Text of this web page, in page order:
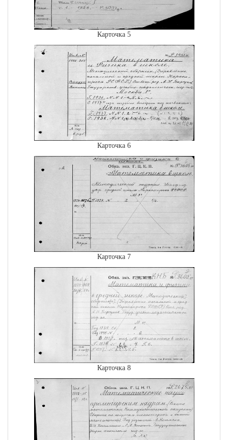
Карточка 5
Карточка 6
Карточка 7
Карточка 8